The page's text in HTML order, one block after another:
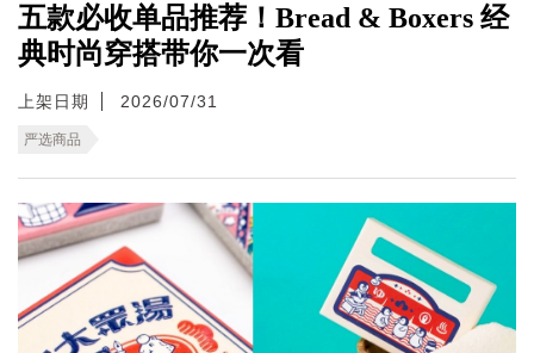
五款必收单品推荐！Bread & Boxers 经
典时尚穿搭带你一次看
上架日期 2026/07/31
严选商品